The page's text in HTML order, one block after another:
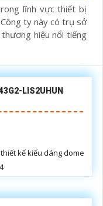
lĩnh vực thiết bị
ty này có trụ sở
hiệu nổi tiếng
LIS2UHUN
kế kiểu dáng dome